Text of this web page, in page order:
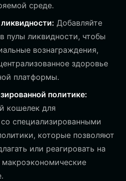
среде.
Добавляйте
пулы ликвидности, чтобы
вознаграждения,
здоровье
платформы.
политике:
кошелек для
специализированными
которые позволяют
или реагировать на